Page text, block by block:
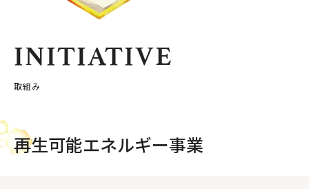
INITIATIVE
取組み
再生可能エネルギー事業